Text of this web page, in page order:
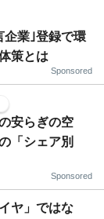
企業｣登録で環
策とは
Sponsored
安らぎの空
「シェア別
Sponsored
ヤ」ではな